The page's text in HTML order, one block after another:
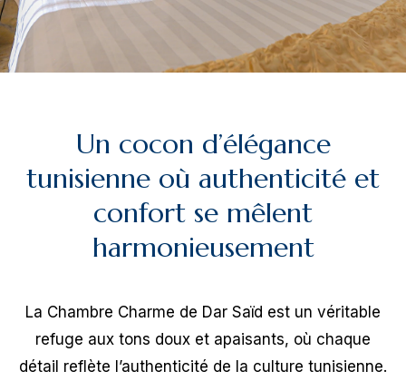
Un cocon d’élégance
tunisienne où authenticité et
confort se mêlent
harmonieusement
La Chambre Charme de Dar Saïd est un véritable
refuge aux tons doux et apaisants, où chaque
détail reflète l’authenticité de la culture tunisienne.